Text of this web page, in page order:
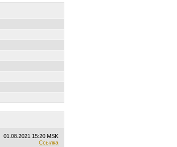
01.08.2021 15:20 MSK
Ссылка